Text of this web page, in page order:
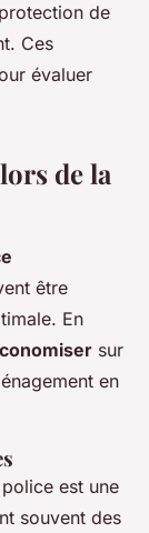
de
Ces
évaluer
de la
être
En
sur
en
police est une
souvent des